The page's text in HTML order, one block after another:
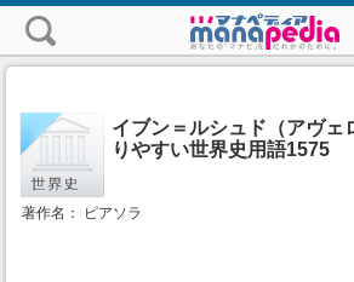
イブン＝ルシュド（アヴ
りやすい世界史用語1575
著作名： ピアソラ